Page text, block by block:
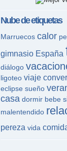
Nube de etiquetas
Marruecos calor
gimnasio España
diálogo
ligoteo viaje
eclipse sueño
casa dormir bebe
malentendido
pereza vida